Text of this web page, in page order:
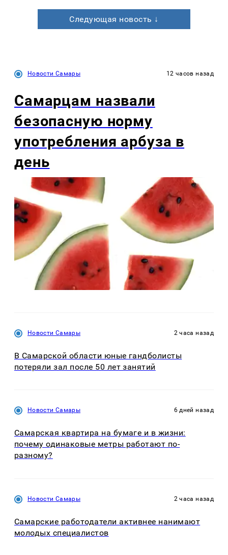
Следующая новость ↓
Новости Самары 12 часов назад
Самарцам назвали
безопасную норму
употребления арбуза в
день
Новости Самары 2 часа назад
В Самарской области юные гандболисты
потеряли зал после 50 лет занятий
Новости Самары 6 дней назад
Самарская квартира на бумаге и в жизни:
почему одинаковые метры работают по-
разному?
Новости Самары 2 часа назад
Самарские работодатели активнее нанимают
молодых специалистов